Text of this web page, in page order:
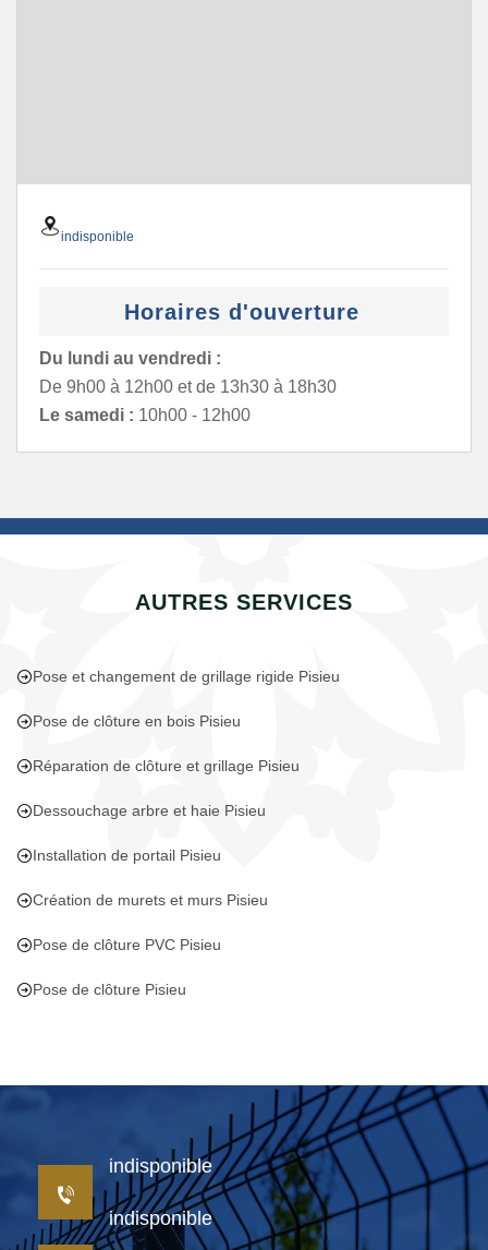
indisponible
Horaires d'ouverture
Du lundi au vendredi :
De 9h00 à 12h00 et de 13h30 à 18h30
Le samedi : 10h00 - 12h00
AUTRES SERVICES
Pose et changement de grillage rigide Pisieu
Pose de clôture en bois Pisieu
Réparation de clôture et grillage Pisieu
Dessouchage arbre et haie Pisieu
Installation de portail Pisieu
Création de murets et murs Pisieu
Pose de clôture PVC Pisieu
Pose de clôture Pisieu
indisponible
indisponible